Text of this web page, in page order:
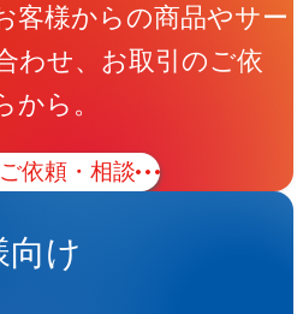
客様からの商品やサー
わせ、お取引のご依
から。
依頼・相談
け